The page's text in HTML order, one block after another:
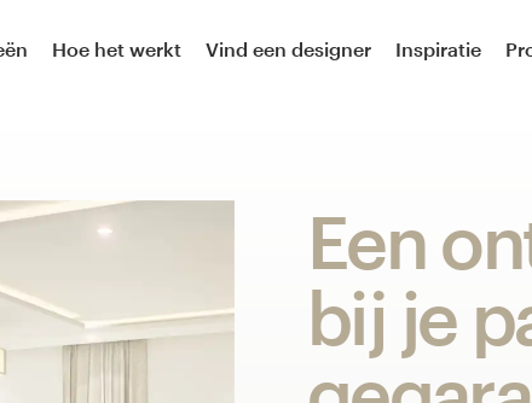
Hoe het werkt Vind een designer Inspiratie
Een
bij je